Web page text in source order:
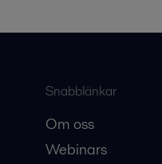
Snabblänkar
Om oss
Webinars